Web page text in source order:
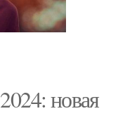
новая